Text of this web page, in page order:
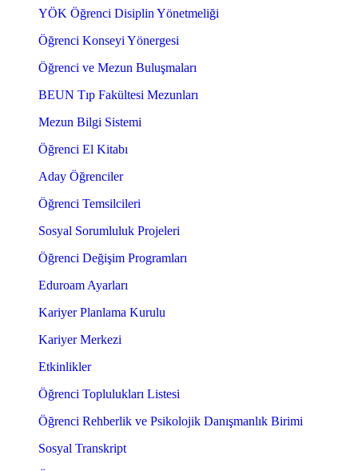
YÖK Öğrenci Disiplin Yönetmeliği
Öğrenci Konseyi Yönergesi
Öğrenci ve Mezun Buluşmaları
BEUN Tıp Fakültesi Mezunları
Mezun Bilgi Sistemi
Öğrenci El Kitabı
Aday Öğrenciler
Öğrenci Temsilcileri
Sosyal Sorumluluk Projeleri
Öğrenci Değişim Programları
Eduroam Ayarları
Kariyer Planlama Kurulu
Kariyer Merkezi
Etkinlikler
Öğrenci Toplulukları Listesi
Öğrenci Rehberlik ve Psikolojik Danışmanlık Birimi
Sosyal Transkript